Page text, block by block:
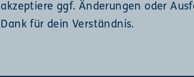
akzeptiere ggf. Änderungen oder
Dank für dein Verständnis.